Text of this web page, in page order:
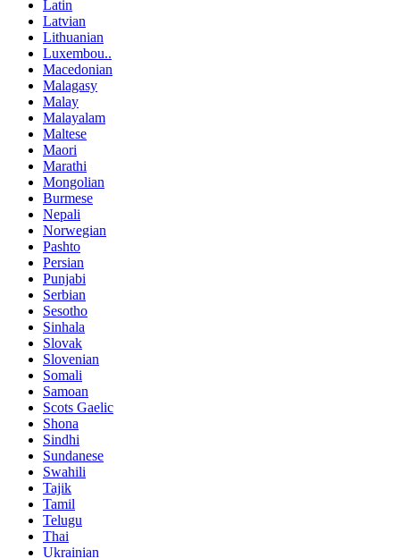
Latin
Latvian
Lithuanian
Luxembou..
Macedonian
Malagasy
Malay
Malayalam
Maltese
Maori
Marathi
Mongolian
Burmese
Nepali
Norwegian
Pashto
Persian
Punjabi
Serbian
Sesotho
Sinhala
Slovak
Slovenian
Somali
Samoan
Scots Gaelic
Shona
Sindhi
Sundanese
Swahili
Tajik
Tamil
Telugu
Thai
Ukrainian